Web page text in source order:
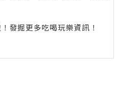
發掘更多吃喝玩樂資訊！